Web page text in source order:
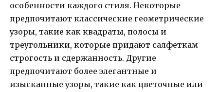
особенности каждого стиля. Некоторые
предпочитают классические геометрические
узоры, такие как квадраты, полосы и
треугольники, которые придают салфеткам
строгость и сдержанность. Другие
предпочитают более элегантные и
изысканные узоры, такие как цветочные или